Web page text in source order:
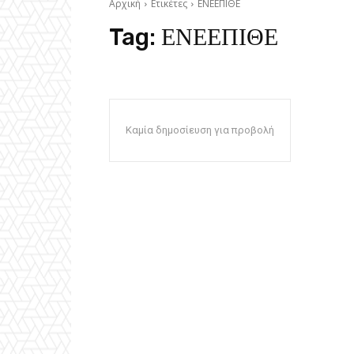
Αρχική Ετικέτες ΕΝΕΕΠΙΘΕ
Tag: ΕΝΕΕΠΙΘΕ
Καμία δημοσίευση για προβολή